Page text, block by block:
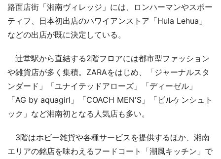
路面店街「湘南ヴィレッジ」には、ロンハーマンやスポー
ティフ、日本初出店のハワイアンストア「Hula Lehua」
などの出店が既に決定している。
辻堂駅から直結する2階フロアには都市型ファッション
や雑貨店が多く集積。ZARAをはじめ、「ジャーナルスタ
ンダード」「ユナイテッドアローズ」「ディーゼル」
「AG by aquagirl」「COACH MEN'S」「ビルケンシュト
ック」など湘南初となる人気店も多い。
3階はホビー雑貨や各種サービスを提供するほか、湘南
エリアの銘店を味わえるフードコート「潮風キッチン」で